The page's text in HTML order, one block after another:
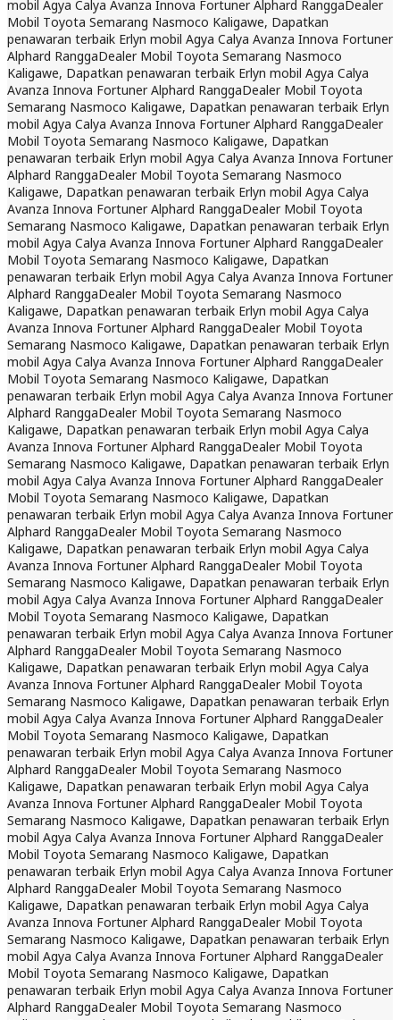
mobil Agya Calya Avanza Innova Fortuner Alphard RanggaDealer
Mobil Toyota Semarang Nasmoco Kaligawe, Dapatkan
penawaran terbaik Erlyn mobil Agya Calya Avanza Innova Fortuner
Alphard RanggaDealer Mobil Toyota Semarang Nasmoco
Kaligawe, Dapatkan penawaran terbaik Erlyn mobil Agya Calya
Avanza Innova Fortuner Alphard RanggaDealer Mobil Toyota
Semarang Nasmoco Kaligawe, Dapatkan penawaran terbaik Erlyn
mobil Agya Calya Avanza Innova Fortuner Alphard RanggaDealer
Mobil Toyota Semarang Nasmoco Kaligawe, Dapatkan
penawaran terbaik Erlyn mobil Agya Calya Avanza Innova Fortuner
Alphard RanggaDealer Mobil Toyota Semarang Nasmoco
Kaligawe, Dapatkan penawaran terbaik Erlyn mobil Agya Calya
Avanza Innova Fortuner Alphard RanggaDealer Mobil Toyota
Semarang Nasmoco Kaligawe, Dapatkan penawaran terbaik Erlyn
mobil Agya Calya Avanza Innova Fortuner Alphard RanggaDealer
Mobil Toyota Semarang Nasmoco Kaligawe, Dapatkan
penawaran terbaik Erlyn mobil Agya Calya Avanza Innova Fortuner
Alphard RanggaDealer Mobil Toyota Semarang Nasmoco
Kaligawe, Dapatkan penawaran terbaik Erlyn mobil Agya Calya
Avanza Innova Fortuner Alphard RanggaDealer Mobil Toyota
Semarang Nasmoco Kaligawe, Dapatkan penawaran terbaik Erlyn
mobil Agya Calya Avanza Innova Fortuner Alphard RanggaDealer
Mobil Toyota Semarang Nasmoco Kaligawe, Dapatkan
penawaran terbaik Erlyn mobil Agya Calya Avanza Innova Fortuner
Alphard RanggaDealer Mobil Toyota Semarang Nasmoco
Kaligawe, Dapatkan penawaran terbaik Erlyn mobil Agya Calya
Avanza Innova Fortuner Alphard RanggaDealer Mobil Toyota
Semarang Nasmoco Kaligawe, Dapatkan penawaran terbaik Erlyn
mobil Agya Calya Avanza Innova Fortuner Alphard RanggaDealer
Mobil Toyota Semarang Nasmoco Kaligawe, Dapatkan
penawaran terbaik Erlyn mobil Agya Calya Avanza Innova Fortuner
Alphard RanggaDealer Mobil Toyota Semarang Nasmoco
Kaligawe, Dapatkan penawaran terbaik Erlyn mobil Agya Calya
Avanza Innova Fortuner Alphard RanggaDealer Mobil Toyota
Semarang Nasmoco Kaligawe, Dapatkan penawaran terbaik Erlyn
mobil Agya Calya Avanza Innova Fortuner Alphard RanggaDealer
Mobil Toyota Semarang Nasmoco Kaligawe, Dapatkan
penawaran terbaik Erlyn mobil Agya Calya Avanza Innova Fortuner
Alphard RanggaDealer Mobil Toyota Semarang Nasmoco
Kaligawe, Dapatkan penawaran terbaik Erlyn mobil Agya Calya
Avanza Innova Fortuner Alphard RanggaDealer Mobil Toyota
Semarang Nasmoco Kaligawe, Dapatkan penawaran terbaik Erlyn
mobil Agya Calya Avanza Innova Fortuner Alphard RanggaDealer
Mobil Toyota Semarang Nasmoco Kaligawe, Dapatkan
penawaran terbaik Erlyn mobil Agya Calya Avanza Innova Fortuner
Alphard RanggaDealer Mobil Toyota Semarang Nasmoco
Kaligawe, Dapatkan penawaran terbaik Erlyn mobil Agya Calya
Avanza Innova Fortuner Alphard RanggaDealer Mobil Toyota
Semarang Nasmoco Kaligawe, Dapatkan penawaran terbaik Erlyn
mobil Agya Calya Avanza Innova Fortuner Alphard RanggaDealer
Mobil Toyota Semarang Nasmoco Kaligawe, Dapatkan
penawaran terbaik Erlyn mobil Agya Calya Avanza Innova Fortuner
Alphard RanggaDealer Mobil Toyota Semarang Nasmoco
Kaligawe, Dapatkan penawaran terbaik Erlyn mobil Agya Calya
Avanza Innova Fortuner Alphard RanggaDealer Mobil Toyota
Semarang Nasmoco Kaligawe, Dapatkan penawaran terbaik Erlyn
mobil Agya Calya Avanza Innova Fortuner Alphard RanggaDealer
Mobil Toyota Semarang Nasmoco Kaligawe, Dapatkan
penawaran terbaik Erlyn mobil Agya Calya Avanza Innova Fortuner
Alphard RanggaDealer Mobil Toyota Semarang Nasmoco